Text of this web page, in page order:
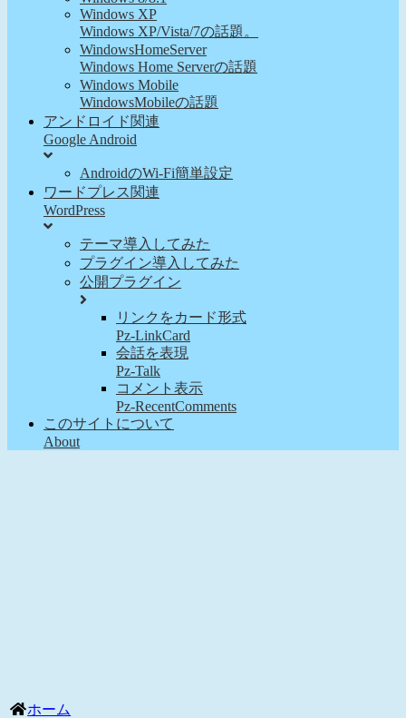
Windows XP
Windows XP/Vista/7の話題。
WindowsHomeServer
Windows Home Serverの話題
Windows Mobile
WindowsMobileの話題
アンドロイド関連
Google Android
AndroidのWi-Fi簡単設定
ワードプレス関連
WordPress
テーマ導入してみた
プラグイン導入してみた
公開プラグイン
リンクをカード形式
Pz-LinkCard
会話を表現
Pz-Talk
コメント表示
Pz-RecentComments
このサイトについて
About
ホーム